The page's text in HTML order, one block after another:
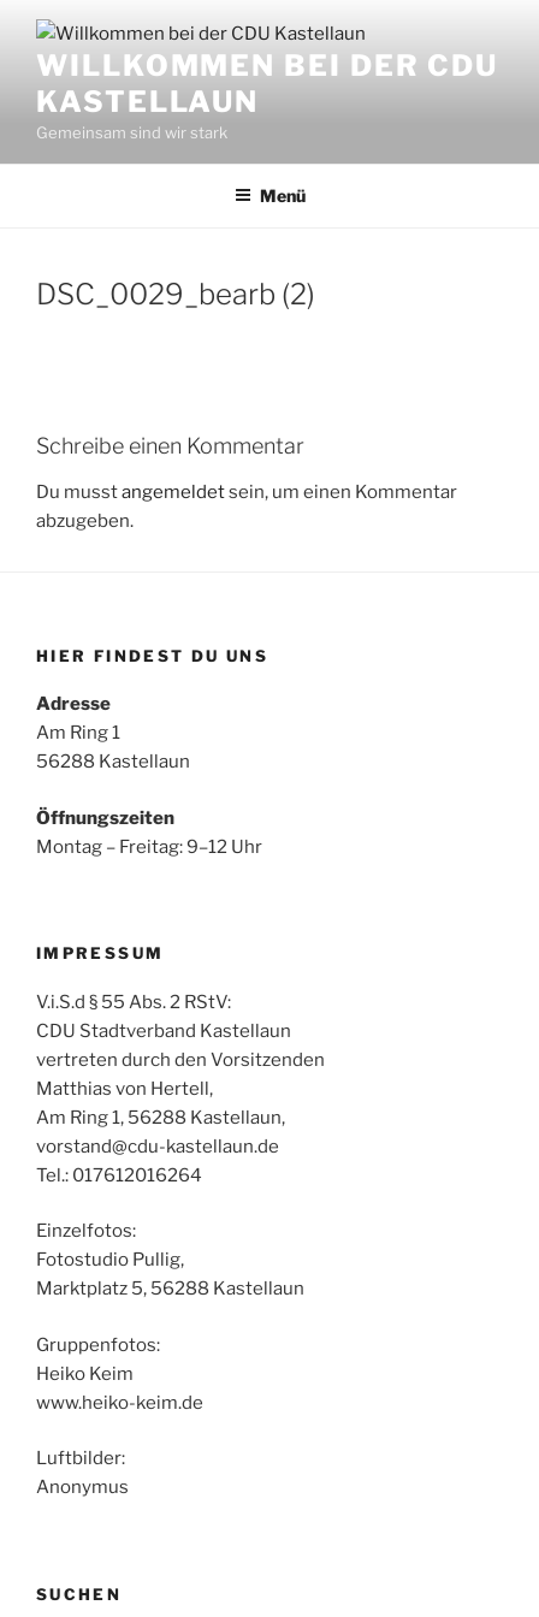
Inhalt
springenWILLKOMMEN BEI DER CDU
KASTELLAUN
Gemeinsam sind wir stark
Menü
DSC_0029_bearb (2)
Schreibe einen Kommentar
Du musstangemeldetsein, um einen Kommentar
abzugeben.
HIER FINDEST DU UNS
Adresse
Am Ring 1
56288 Kastellaun
Öffnungszeiten
Montag – Freitag: 9–12 Uhr
IMPRESSUM
V.i.S.d § 55 Abs. 2 RStV:
CDU Stadtverband Kastellaun
vertreten durch den Vorsitzenden
Matthias von Hertell,
Am Ring 1, 56288 Kastellaun,
vorstand@cdu-kastellaun.de
Tel.: 017612016264
Einzelfotos:
Fotostudio Pullig,
Marktplatz 5, 56288 Kastellaun
Gruppenfotos:
Heiko Keim
www.heiko-keim.de
Luftbilder:
Anonymus
SUCHEN